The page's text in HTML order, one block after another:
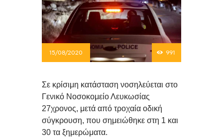
15/08/2020 991
Σε κρίσιμη κατάσταση νοσηλεύεται στο
Γενικό Νοσοκομείο Λευκωσίας
27χρονος, μετά από τροχαία οδική
σύγκρουση, που σημειώθηκε στη 1 και
30 τα ξημερώματα.